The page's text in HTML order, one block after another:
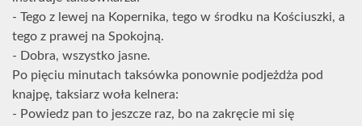
- Tego z lewej na Kopernika, tego w środku na Kościuszki, a
tego z prawej na Spokojną.
- Dobra, wszystko jasne.
Po pięciu minutach taksówka ponownie podjeżdża pod
knajpę, taksiarz woła kelnera:
- Powiedz pan to jeszcze raz, bo na zakręcie mi się